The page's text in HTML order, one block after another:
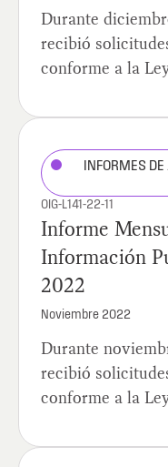
Durante
recibió
conforme a la
INFORMES
OIG-L141-22-11
Informe
Información
2022
Noviembre 2022
Durante
recibió
conforme a la